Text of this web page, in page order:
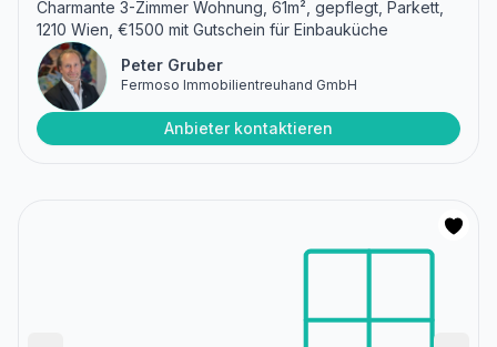
Charmante 3-Zimmer Wohnung, 61m², gepflegt, Parkett,
1210 Wien, €1500 mit Gutschein für Einbauküche
Peter Gruber
Fermoso Immobilientreuhand GmbH
Anbieter kontaktieren